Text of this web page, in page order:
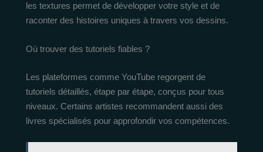
les textures permet de développer votre style et de
raconter des histoires uniques à travers vos dessins.
Où trouver des tutoriels fiables ?
Les plateformes comme YouTube regorgent de
tutoriels détaillés, étape par étape, conçus pour tous
niveaux. Certains artistes recommandent aussi des
livres spécialisés pour approfondir vos compétences.